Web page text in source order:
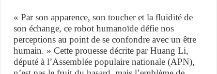
« Par son apparence, son toucher et la fluidité de
son échange, ce robot humanoïde défie nos
perceptions au point de se confondre avec un être
humain. » Cette prouesse décrite par Huang Li,
député à l’Assemblée populaire nationale (APN),